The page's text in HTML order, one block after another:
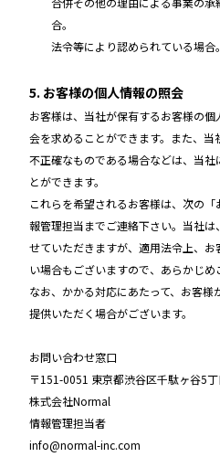
合。
法令等により認められている場合。
5. お客様の個人情報の照会
お客様は、当社が保有するお客様の
会を求めることができます。また、
不正確なものである場合などは、当
とができます。
これらを希望されるお客様は、次の
報管理担当までご連絡下さい。当社
せていただきますが、適用法令上、
い場合もございますので、あらかじめ
なお、かかる対応にあたって、お客
提供いただく場合がございます。
お問い合わせ窓口
〒151-0051 東京都渋谷区千駄ヶ谷5
株式会社Normal
情報管理担当者
info@normal-inc.com